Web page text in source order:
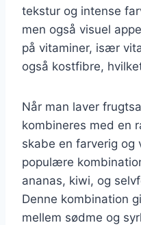
tekstur og intense
men også visuel
på vitaminer, især
også kostfibre,
Når man laver
kombineres med en
skabe en farverig og
populære
ananas, kiwi, og
Denne kombination
mellem sødme og